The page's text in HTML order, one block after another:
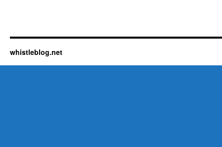
whistleblog.net